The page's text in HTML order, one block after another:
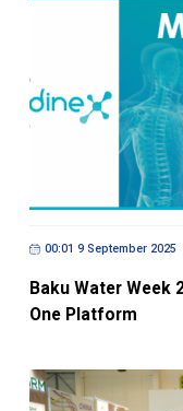
00:01 9 September 2025
Baku Water Week
One Platform